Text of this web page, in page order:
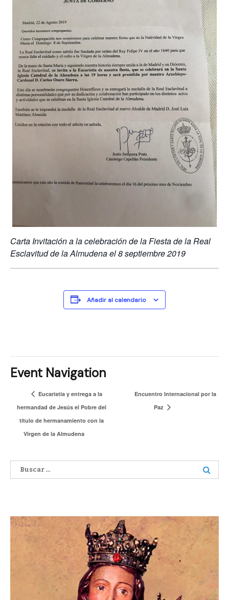
Carta Invitación a la celebración de la Fiesta de la Real
Esclavitud de la Almudena el 8 septiembre 2019
Añadir al calendario
Event Navigation
Eucaristía y entrega a la
hermandad de Jesús el Pobre del
título de hermanamiento con la
Virgen de la Almudena
Encuentro Internacional por la
Paz
Buscar: